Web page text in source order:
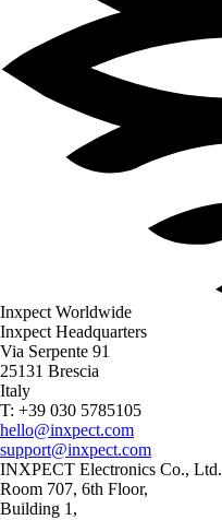
Inxpect Worldwide
Inxpect Headquarters
Via Serpente 91
25131 Brescia
Italy
T: +39 030 5785105
hello@inxpect.com
support@inxpect.com
INXPECT Electronics Co., Ltd.
Room 707, 6th Floor,
Building 1,